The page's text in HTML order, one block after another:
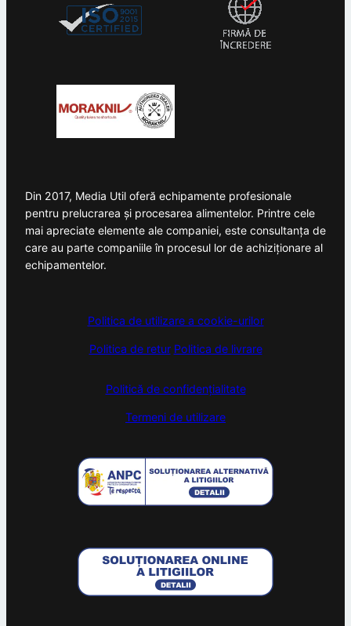
Din 2017, Media Util oferă echipamente profesionale
pentru prelucrarea și procesarea alimentelor. Printre cele
mai apreciate elemente ale companiei, este consultanța de
care au parte companiile în procesul lor de achiziționare al
echipamentelor.
Politica de utilizare a cookie-urilor
Politica de retur Politica de livrare
Politică de confidențialitate
Termeni de utilizare